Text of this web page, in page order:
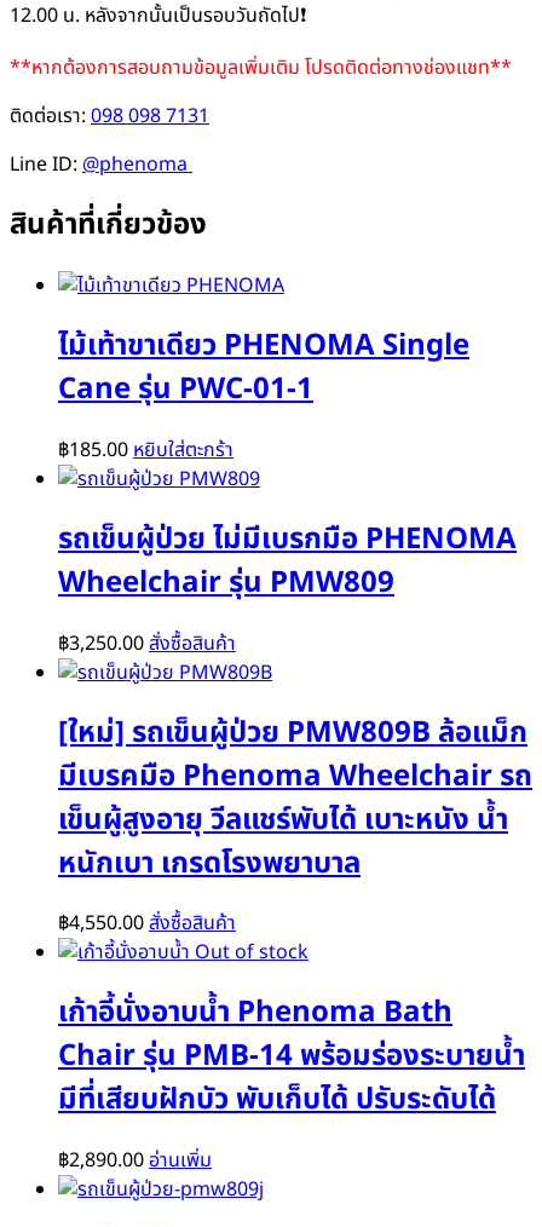
12.00 น. หลังจากนั้นเป็นรอบวันถัดไป❗
**หากต้องการสอบถามข้อมูลเพิ่มเติม โปรดติดต่อทางช่องแชท**
ติดต่อเรา: 098 098 7131
Line ID: @phenoma
สินค้าที่เกี่ยวข้อง
ไม้เท้าขาเดียว PHENOMA Single
Cane รุ่น PWC-01-1
฿185.00 หยิบใส่ตะกร้า
รถเข็นผู้ป่วย ไม่มีเบรกมือ PHENOMA
Wheelchair รุ่น PMW809
฿3,250.00สั่งซื้อสินค้า
[ใหม่] รถเข็นผู้ป่วย PMW809B ล้อแม็ก
มีเบรคมือ Phenoma Wheelchair รถ
เข็นผู้สูงอายุ วีลแชร์พับได้ เบาะหนัง น้ำ
หนักเบา เกรดโรงพยาบาล
฿4,550.00สั่งซื้อสินค้า
Out of stock
เก้าอี้นั่งอาบน้ำ Phenoma Bath
Chair รุ่น PMB-14 พร้อมร่องระบายน้ำ
มีที่เสียบฝักบัว พับเก็บได้ ปรับระดับได้
฿2,890.00อ่านเพิ่ม